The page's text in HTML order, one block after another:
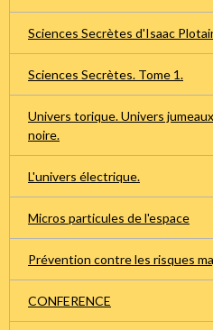
Sciences Secrètes d'Isaac
Sciences Secrètes. Tome 1.
Univers torique. Univers
noire.
L'univers électrique.
Micros particules de l'espace
Prévention contre les risques
CONFERENCE